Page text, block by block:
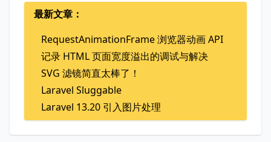
最新文章：
RequestAnimationFrame 浏览器动画 API
记录 HTML 页面宽度溢出的调试与解决
SVG 滤镜简直太棒了！
Laravel Sluggable
Laravel 13.20 引入图片处理